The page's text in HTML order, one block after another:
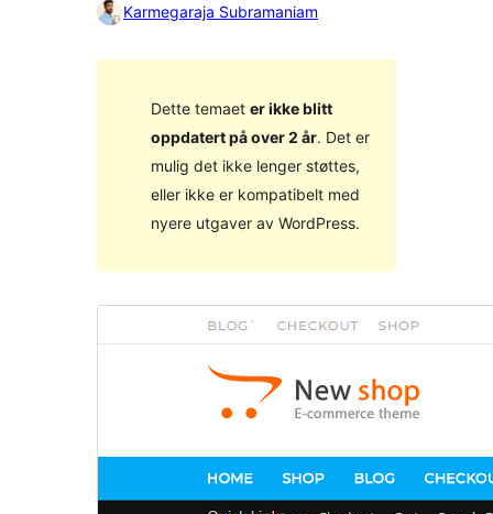
Karmegaraja Subramaniam
Dette temaet er ikke blitt
oppdatert på over 2 år. Det er
mulig det ikke lenger støttes,
eller ikke er kompatibelt med
nyere utgaver av WordPress.